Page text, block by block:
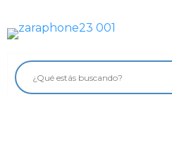
contenidoMóviles
Impolutos